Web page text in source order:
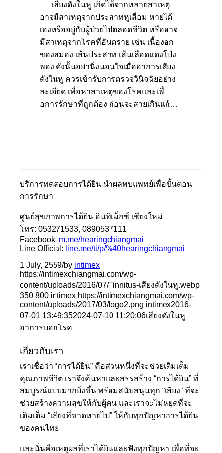
เสียงดังในหู เกิดได้จากหลายสาเหตุ
อาจมีสาเหตุจากประสาทหูเสื่อม หายได้
เองหรืออยู่กับผู้ป่วยไปตลอดชีวิต หรืออาจ
มีสาเหตุจากโรคที่อันตราย เช่น เนื้องอก
ของสมอง เส้นประสาท เส้นเลือดแดงโป่ง
พอง ดังนั้นอย่านิ่งนอนใจเมื่ออาการเสียง
ดังในหู ควรเข้ารับการตรวจวินิจฉัยอย่าง
ละเอียด เพื่อหาสาเหตุของโรคและเพื่
อการรักษาที่ถูกต้อง ก่อนจะสายเกินแก้…
บริการทดสอบการได้ยิน นำผลพบแพทย์เพื่อขั้นตอน
การรักษา
ศูนย์สุขภาพการได้ยิน อินทิเม็กซ์ เชียงใหม่
โทร: 053271533, 0890537111
Facebook: m.me/hearingchiangmai
Line Official: line.me/ti/p/%40hearingchiangmai
1 July, 2559/by intimex
https://intimexchiangmai.com/wp-
content/uploads/2016/07/Tinnitus-เสียงดังในหู.webp
350 800 intimex https://intimexchiangmai.com/wp-
content/uploads/2017/03/logo2.png intimex2016-
07-01 13:49:352024-07-10 11:20:06เสียงดังในหู
อาการบอกโรค
เกี่ยวกับเรา
เราเชื่อว่า “การได้ยิน” คือส่วนหนึ่งที่จะช่วยเติมเต็ม
คุณภาพชีวิต เราจึงค้นหาและสรรสร้าง “การได้ยิน” ที่
สมบูรณ์แบบมากยิ่งขึ้น พร้อมสนับสนุนทุก “เสียง” ที่จะ
ช่วยสร้างความสุขให้กับผู้คน และเราจะไม่หยุดที่จะ
เติมเต็ม “เสียงที่ขาดหายไป” ให้กับทุกปัญหาการได้ยิน
ของคนไทย
และนั่นคือเหตุผลที่เราได้ยินและฟังทุกปัญหา เพื่อที่จะ